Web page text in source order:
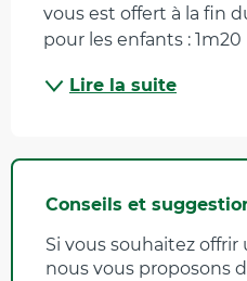
vous est offert à la fin
pour les enfants : 1m20
Lire la suite
Conseils et
Si vous souhaitez offrir
nous vous proposons